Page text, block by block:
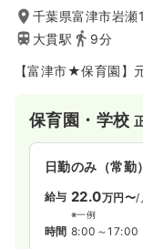
給与 お問い合わせ
時間 8:30～17:30
第二新卒可
気に
千葉県富津市岩瀬
大貫駅
9分
【富津市★保育園】
保育園・学校
日勤のみ（常勤）
給与 22.0万円〜/
※一例
時間 8:00～17:00